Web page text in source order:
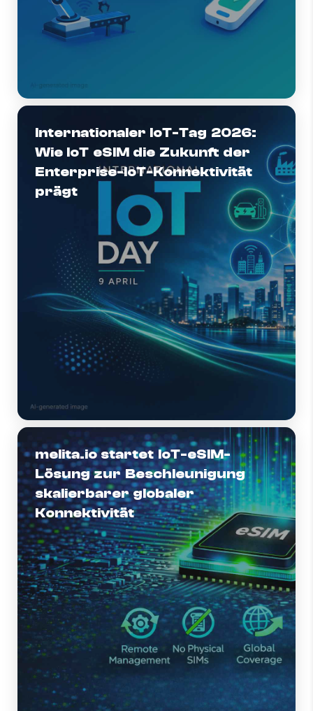
Internationaler IoT-Tag 2026:
Wie IoT eSIM die Zukunft der
Enterprise-IoT-Konnektivität
prägt
melita.io startet IoT-eSIM-
Lösung zur Beschleunigung
skalierbarer globaler
Konnektivität